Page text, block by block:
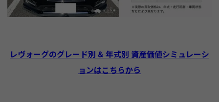
レヴォーグのグレード別 & 年式別 資産価値シミュレーシ
ョンはこちらから